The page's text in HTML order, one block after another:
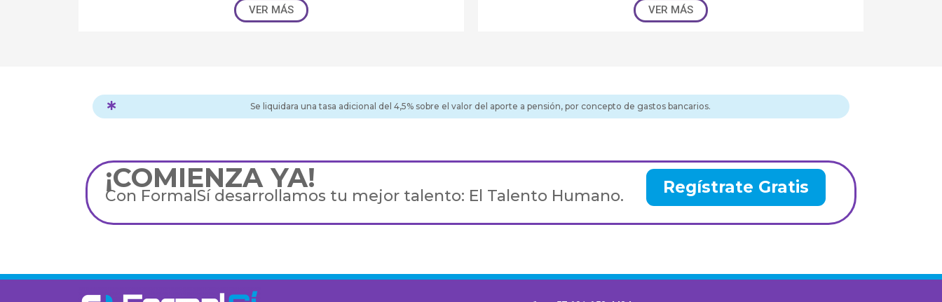
VER MÁS VER MÁS
Se liquidara una tasa adicional del 4,5% sobre el valor del aporte a pensión, por concepto de gastos bancarios.
¡COMIENZA YA!
Con FormalSí desarrollamos tu mejor talento: El Talento Humano. Regístrate Gratis